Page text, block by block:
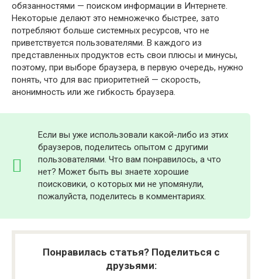
обязанностями — поиском информации в Интернете.
Некоторые делают это немножечко быстрее, зато
потребляют больше системных ресурсов, что не
приветствуется пользователями. В каждого из
представленных продуктов есть свои плюсы и минусы,
поэтому, при выборе браузера, в первую очередь, нужно
понять, что для вас приоритетней — скорость,
анонимность или же гибкость браузера.
Если вы уже использовали какой-либо из этих
браузеров, поделитесь опытом с другими
пользователями. Что вам понравилось, а что
нет? Может быть вы знаете хорошие
поисковики, о которых ми не упомянули,
пожалуйста, поделитесь в комментариях.
Понравилась статья? Поделиться с
друзьями: